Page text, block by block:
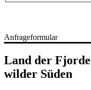
Anfrageformular
Land der
wilder Süden